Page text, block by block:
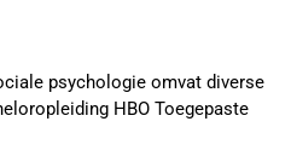
psychologie omvat diverse
HBO Toegepaste